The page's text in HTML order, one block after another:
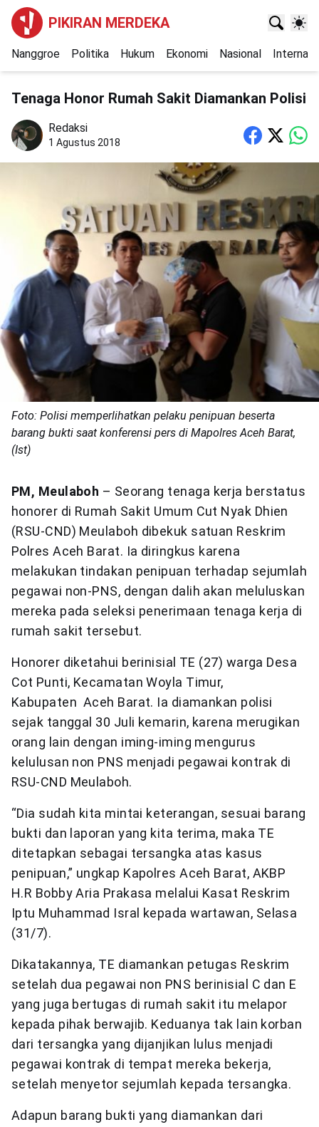
PIKIRAN MERDEKA
Nanggroe Politika Hukum Ekonomi Nasional
Tenaga Honor Rumah Sakit Diamankan Polisi
Redaksi
1 Agustus 2018
Foto: Polisi memperlihatkan pelaku penipuan beserta
barang bukti saat konferensi pers di Mapolres Aceh Barat,
(Ist)
PM, Meulaboh – Seorang tenaga kerja berstatus
honorer di Rumah Sakit Umum Cut Nyak Dhien
(RSU-CND) Meulaboh dibekuk satuan Reskrim
Polres Aceh Barat. Ia diringkus karena
melakukan tindakan penipuan terhadap sejumlah
pegawai non-PNS, dengan dalih akan meluluskan
mereka pada seleksi penerimaan tenaga kerja di
rumah sakit tersebut.
Honorer diketahui berinisial TE (27) warga Desa
Cot Punti, Kecamatan Woyla Timur,
Kabupaten Aceh Barat. Ia diamankan polisi
sejak tanggal 30 Juli kemarin, karena merugikan
orang lain dengan iming-iming mengurus
kelulusan non PNS menjadi pegawai kontrak di
RSU-CND Meulaboh.
“Dia sudah kita mintai keterangan, sesuai barang
bukti dan laporan yang kita terima, maka TE
ditetapkan sebagai tersangka atas kasus
penipuan,” ungkap Kapolres Aceh Barat, AKBP
H.R Bobby Aria Prakasa melalui Kasat Reskrim
Iptu Muhammad Isral kepada wartawan, Selasa
(31/7).
Dikatakannya, TE diamankan petugas Reskrim
setelah dua pegawai non PNS berinisial C dan E
yang juga bertugas di rumah sakit itu melapor
kepada pihak berwajib. Keduanya tak lain korban
dari tersangka yang dijanjikan lulus menjadi
pegawai kontrak di tempat mereka bekerja,
setelah menyetor sejumlah kepada tersangka.
Adapun barang bukti yang diamankan dari